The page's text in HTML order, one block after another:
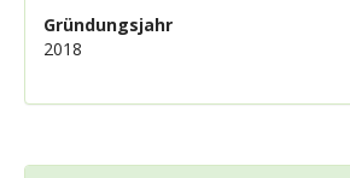
Gründungsjahr
2018